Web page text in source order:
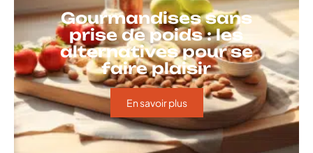
Gourmandises sans
prise de poids : les
alternatives pour se
faire plaisir
En savoir plus